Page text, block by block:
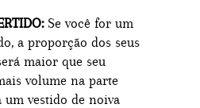
Se você for um
a proporção dos seus
maior que seu
volume na parte
um vestido de noiva